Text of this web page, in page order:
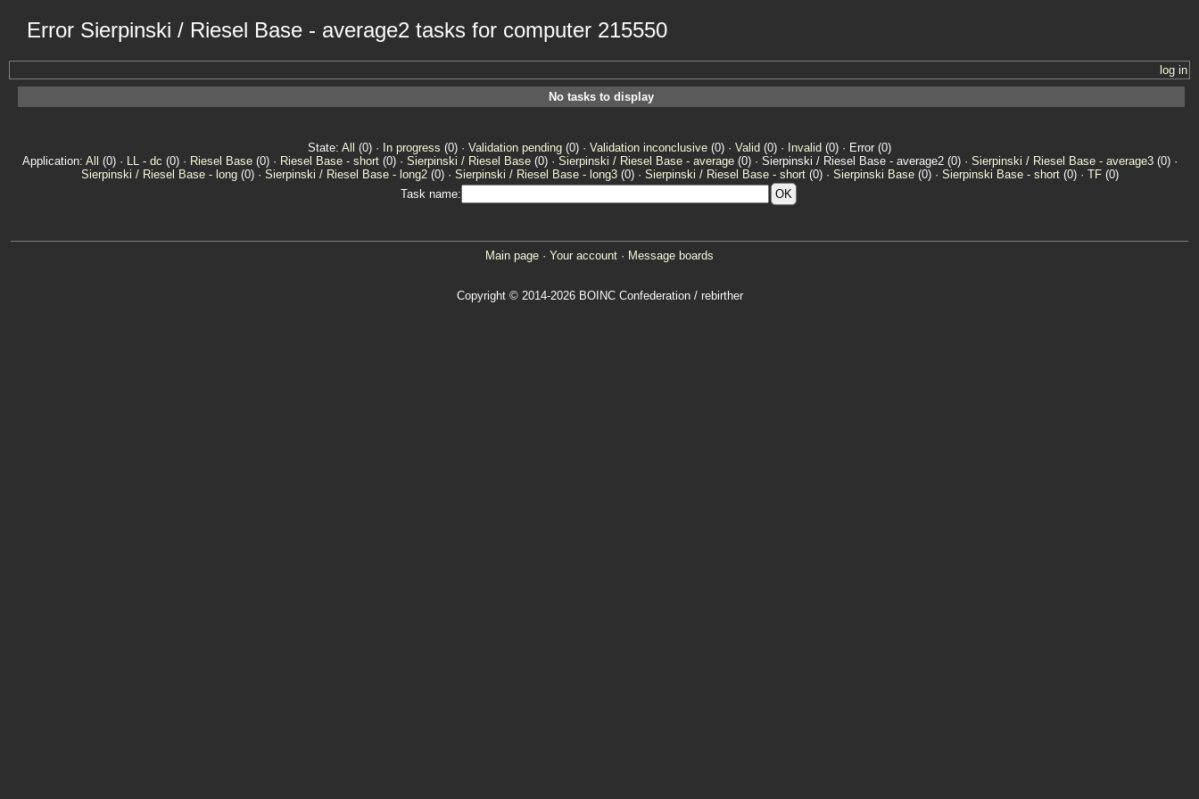
Error Sierpinski / Riesel Base - average2 tasks for computer 215550
log in
No tasks to display
State: All (0) · In progress (0) · Validation pending (0) · Validation inconclusive (0) · Valid (0) · Invalid (0) · Error (0)
Application: All (0) · LL - dc (0) · Riesel Base(0) · Riesel Base - short(0) · Sierpinski / Riesel Base(0) · Sierpinski / Riesel Base - average(0) · Sierpinski / Riesel Base - average2 (0) · Sierpinski / Riesel Base - average3(0) ·
Sierpinski / Riesel Base - long(0) · Sierpinski / Riesel Base - long2(0) · Sierpinski / Riesel Base - long3(0) · Sierpinski / Riesel Base - short(0) · Sierpinski Base(0) · Sierpinski Base - short(0) · TF(0)
Task name:
Main page · Your account · Message boards
Copyright © 2014-2026 BOINC Confederation / rebirther